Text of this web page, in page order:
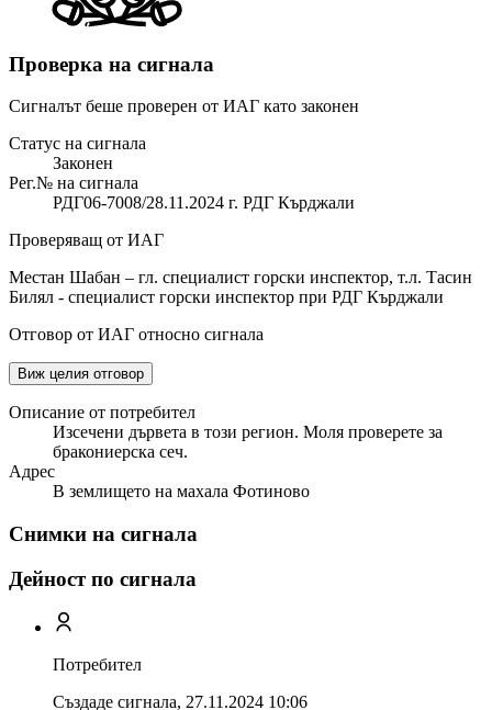
Проверка на сигнала
Сигналът беше проверен от ИАГ като законен
Статус на сигнала
Законен
Рег.№ на сигнала
РДГ06-7008/28.11.2024 г. РДГ Кърджали
Проверяващ от ИАГ
Местан Шабан – гл. специалист горски инспектор, т.л. Тасин
Билял - специалист горски инспектор при РДГ Кърджали
Отговор от ИАГ относно сигнала
Виж целия отговор
Описание от потребител
Изсечени дървета в този регион. Моля проверете за
бракониерска сеч.
Адрес
В землището на махала Фотиново
Снимки на сигнала
Дейност по сигнала
Потребител
Създаде сигнала, 27.11.2024 10:06